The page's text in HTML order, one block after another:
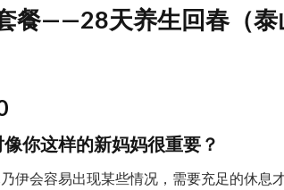
餐——28天养生回春（
Current
price
is:
$309.00.
你这样的新妈妈很重要？
伊会容易出现某些情况，需要充足的休息